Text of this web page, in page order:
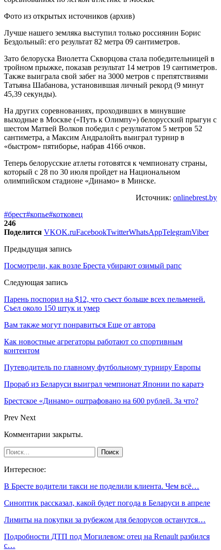
Фото из открытых источников (архив)
Лучше нашего земляка выступил только россиянин Борис
Бездольный: его результат 82 метра 09 сантиметров.
Зато белоруска Виолетта Скворцова стала победительницей в
тройном прыжке, показав результат 14 метров 19 сантиметров.
Также выиграла свой забег на 3000 метров с препятствиями
Татьяна Шабанова, установившая личный рекорд (9 минут
45,39 секунды).
На других соревнованиях, проходивших в минувшие
выходные в Москве («Путь к Олимпу») белорусский прыгун с
шестом Матвей Волков победил с результатом 5 метров 52
сантиметра, а Максим Андралойть выиграл турнир в
«быстром» пятиборье, набрав 4166 очков.
Теперь белорусские атлеты готовятся к чемпионату страны,
который с 28 по 30 июля пройдет на Национальном
олимпийском стадионе «Динамо» в Минске.
Источник: onlinebrest.by
#брест#копье#котковец
246
Поделится VKOK.ruFacebookTwitterWhatsAppTelegramViber
Предыдущая запись
Посмотрели, как возле Бреста убирают озимый рапс
Следующая запись
Парень поспорил на $12, что съест больше всех пельменей.
Съел около 150 штук и умер
Вам также могут понравиться Еще от автора
Как новостные агрегаторы работают со спортивным
контентом
Путеводитель по главному футбольному турниру Европы
Прораб из Беларуси выиграл чемпионат Японии по каратэ
Брестское «Динамо» оштрафовано на 600 рублей. За что?
Prev Next
Комментарии закрыты.
Интересное:
В Бресте водители такси не поделили клиента. Чем всё…
Синоптик рассказал, какой будет погода в Беларуси в апреле
Лимиты на покупки за рубежом для белорусов останутся…
Подробности ДТП под Могилевом: отец на Renault разбился
с…